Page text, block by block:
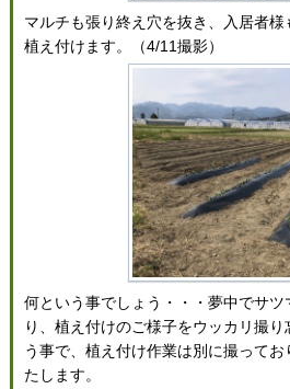
マルチも張り終え穴を抜き、入居者
植え付けます。（4/11撮影）
何という事でしょう・・・夢中でサツ
り、植え付けのご様子をウッカリ撮
う事で、植え付け作業は別に撮って
たします。